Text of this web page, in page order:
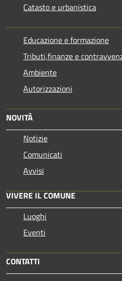
Catasto e urbanistica
Educazione e formazione
Tributi,finanze e
Ambiente
Autorizzazioni
NOVITÀ
Notizie
Comunicati
Avvisi
VIVERE IL COMUNE
Luoghi
Eventi
CONTATTI